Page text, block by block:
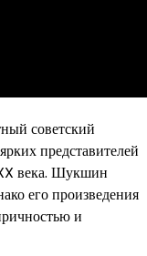
советский
представителей
века. Шукшин
его произведения
и